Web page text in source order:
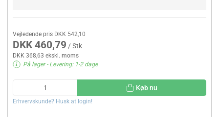
Vejledende pris DKK 542,10
DKK 460,79 / Stk
DKK 368,63 ekskl. moms
På lager- Levering: 1-2 dage
Køb nu
Erhvervskunde? Husk at login!